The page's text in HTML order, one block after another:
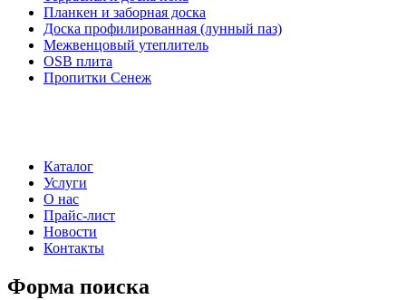
Планкен и заборная доска
Доска профилированная (лунный паз)
Межвенцовый утеплитель
OSB плита
Пропитки Сенеж
Каталог
Услуги
О нас
Прайс-лист
Новости
Контакты
Форма поиска